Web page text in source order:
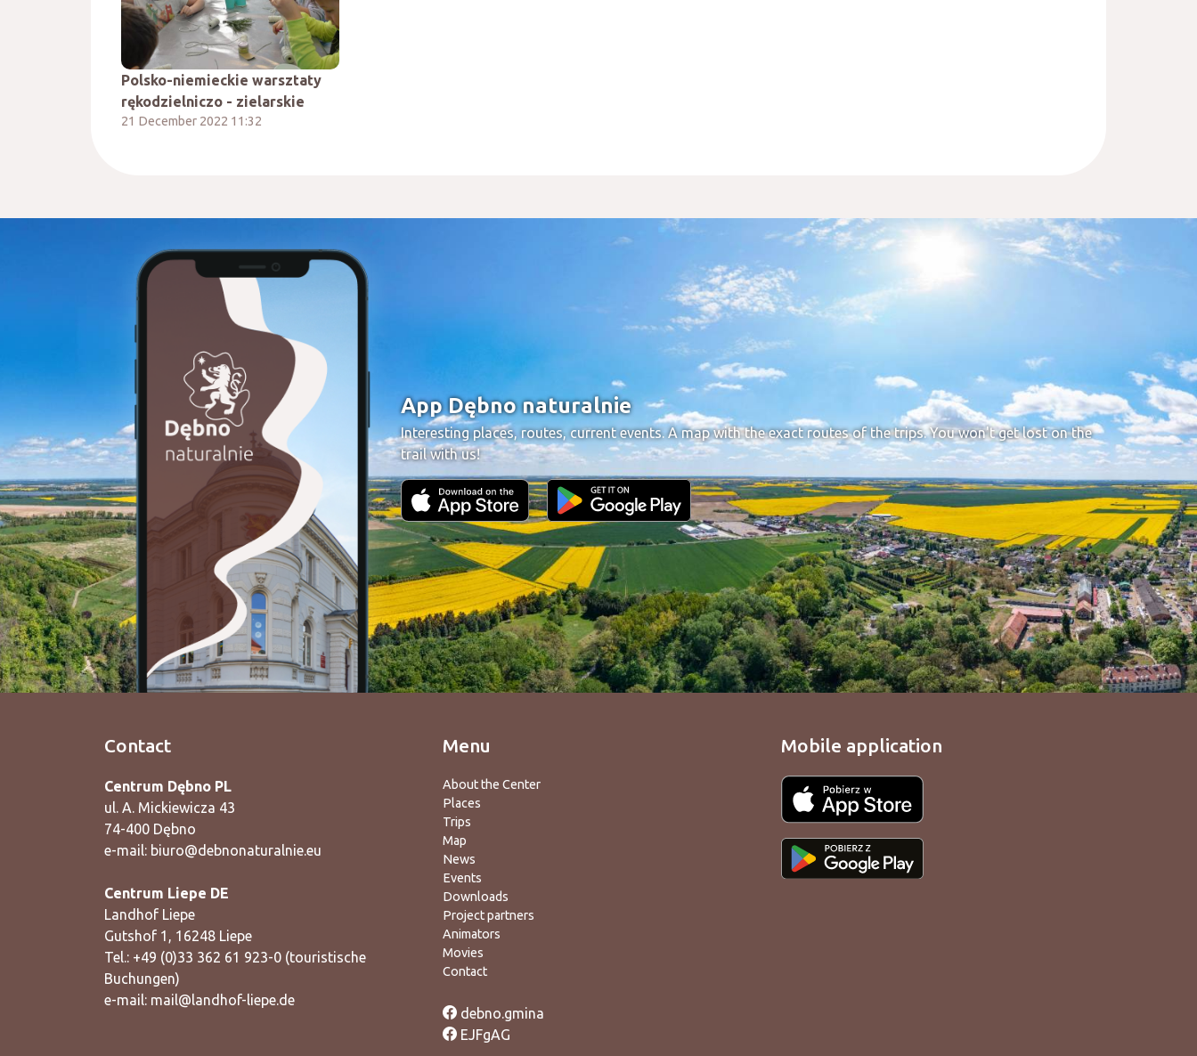
Polsko-niemieckie warsztaty
rękodzielniczo - zielarskie
21 December 2022 11:32
App Dębno naturalnie
Interesting places, routes, current events. A map with the exact routes of the trips. You won't get lost on the
trail with us!
Contact
Centrum Dębno PL
ul. A. Mickiewicza 43
74-400 Dębno
e-mail: biuro@debnonaturalnie.eu
Centrum Liepe DE
Landhof Liepe
Gutshof 1, 16248 Liepe
Tel.: +49 (0)33 362 61 923-0 (touristische
Buchungen)
e-mail: mail@landhof-liepe.de
Menu
About the Center
Places
Trips
Map
News
Events
Downloads
Project partners
Animators
Movies
Contact
debno.gmina
EJFgAG
Mobile application